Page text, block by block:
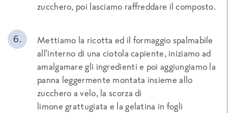
zucchero, poi lasciamo raffreddare il composto.
Mettiamo la ricotta ed il formaggio spalmabile
all’interno di una ciotola capiente, iniziamo ad
amalgamare gli ingredienti e poi aggiungiamo la
panna leggermente montata insieme allo
zucchero a velo, la scorza di
limone grattugiata e la gelatina in fogli